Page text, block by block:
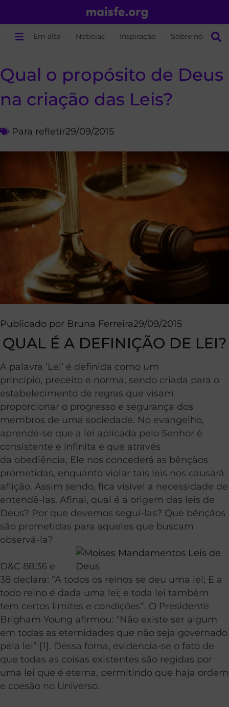
Em alta Notícias Inspiração Sobre nós
Qual o propósito de Deus
na criação das Leis?
Para refletir29/09/2015
Publicado por Bruna Ferreira29/09/2015
QUAL É A DEFINIÇÃO DE LEI?
A palavra ‘Lei’ é definida como um
princípio, preceito e norma, sendo criada para o
estabelecimento de regras que visam
proporcionar o progresso e segurança dos
membros de uma sociedade. No evangelho,
aprende-se que a lei aplicada pelo Senhor é
consistente e infinita e que através
da obediência, Ele nos concederá as bênçãos
prometidas, enquanto violar tais leis nos causará
aflição. Assim sendo, fica visível a necessidade de
entendê-las. Afinal, qual é a origem das leis de
Deus? Por que devemos seguí-las? Que bênçãos
são prometidas para aqueles que buscam
observá-la?
D&C 88:36 e
38 declara: “A todos os reinos se deu uma lei; E a
todo reino é dada uma lei; e toda lei também
tem certos limites e condições”. O Presidente
Brigham Young afirmou: “Não existe ser algum
em todas as eternidades que não seja governado
pela lei” [1]. Dessa forna, evidencia-se o fato de
que todas as coisas existentes são regidas por
uma lei que é eterna, permitindo que haja ordem
e coesão no Universo.